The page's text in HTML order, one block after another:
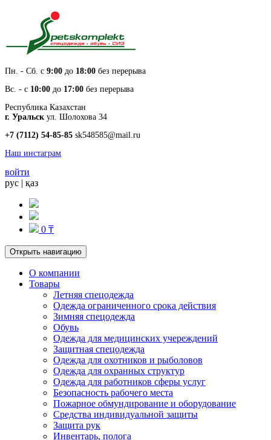
Пн. - Cб. с 9:00 до 18:00 без перерыва
Вс. - с 10:00 до 17:00 без перерыва
Республика Казахстан
г. Уральск ул. Шолохова 34
+7 (7112) 54-85-85 sk548585@mail.ru
Наш инстаграм
войти
рус | қаз
0 ₸
Открыть навигацию
О компании
Товары
Летняя спецодежда
Одежда ограниченного срока действия
Зимняя спецодежда
Обувь
Одежда для медицинских учереждений
Защитная спецодежда
Одежда для охотников и рыболовов
Одежда для охранных структур
Одежда для работников сферы услуг
Безопасность рабочего места
Пожарное обмундирование и оборудование
Средства индивидуальной защиты
Защита рук
Инвентарь, полога